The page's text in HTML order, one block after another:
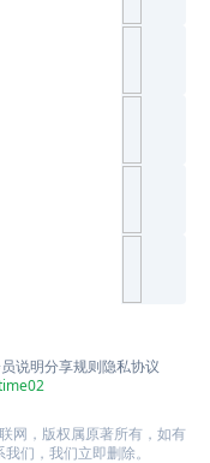
说明分享规则隐私协议
网，版权属原著所有，如有
们，我们立即删除。